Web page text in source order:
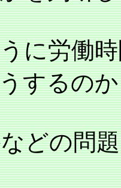
に労働
するの
どの問